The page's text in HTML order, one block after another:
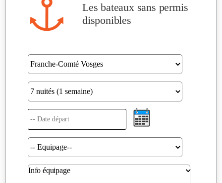
Les bateaux sans permis
disponibles
Info équipage